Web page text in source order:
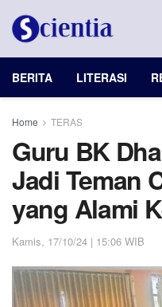
BERITA LITERASI
Home TERAS
Guru BK
Jadi Teman
yang Alami
Kamis, 17/10/24 | 15:06 WIB